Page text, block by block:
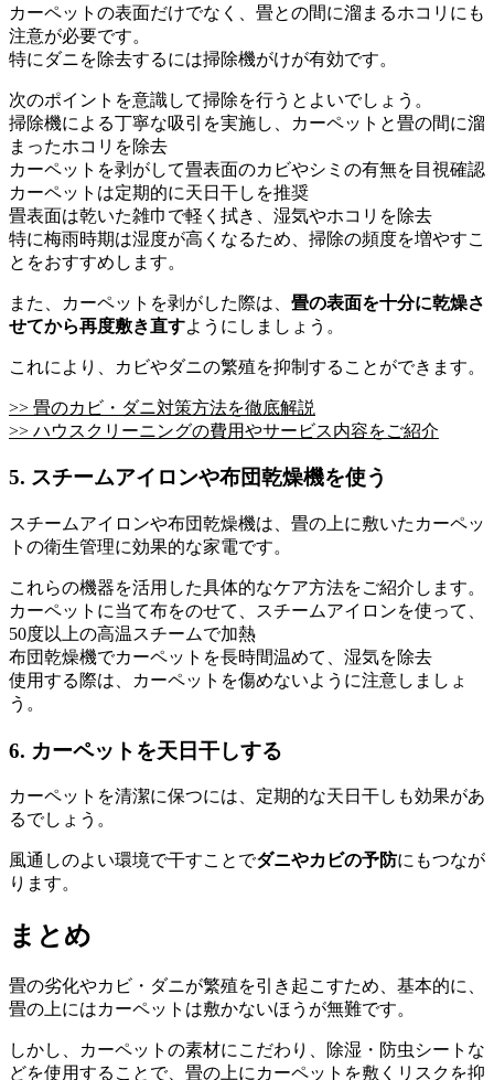
カーペットの表面だけでなく、畳との間に溜まるホコリにも
注意が必要です。
特にダニを除去するには掃除機がけが有効です。
次のポイントを意識して掃除を行うとよいでしょう。
掃除機による丁寧な吸引を実施し、カーペットと畳の間に溜
まったホコリを除去
カーペットを剥がして畳表面のカビやシミの有無を目視確認
カーペットは定期的に天日干しを推奨
畳表面は乾いた雑巾で軽く拭き、湿気やホコリを除去
特に梅雨時期は湿度が高くなるため、掃除の頻度を増やすこ
とをおすすめします。
また、カーペットを剥がした際は、 畳の表面を十分に乾燥さ
せてから再度敷き直すようにしましょう。
これにより、カビやダニの繁殖を抑制することができます。
>> 畳のカビ・ダニ対策方法を徹底解説
>> ハウスクリーニングの費用やサービス内容をご紹介
5. スチームアイロンや布団乾燥機を使う
スチームアイロンや布団乾燥機は、畳の上に敷いたカーペッ
トの衛生管理に効果的な家電です。
これらの機器を活用した具体的なケア方法をご紹介します。
カーペットに当て布をのせて、スチームアイロンを使って、
50度以上の高温スチームで加熱
布団乾燥機でカーペットを長時間温めて、湿気を除去
使用する際は、カーペットを傷めないように注意しましょ
う。
6. カーペットを天日干しする
カーペットを清潔に保つには、定期的な天日干しも効果があ
るでしょう。
風通しのよい環境で干すことでダニやカビの予防にもつなが
ります。
まとめ
畳の劣化やカビ・ダニが繁殖を引き起こすため、基本的に、
畳の上にはカーペットは敷かないほうが無難です。
しかし、カーペットの素材にこだわり、除湿・防虫シートな
どを使用することで、畳の上にカーペットを敷くリスクを抑